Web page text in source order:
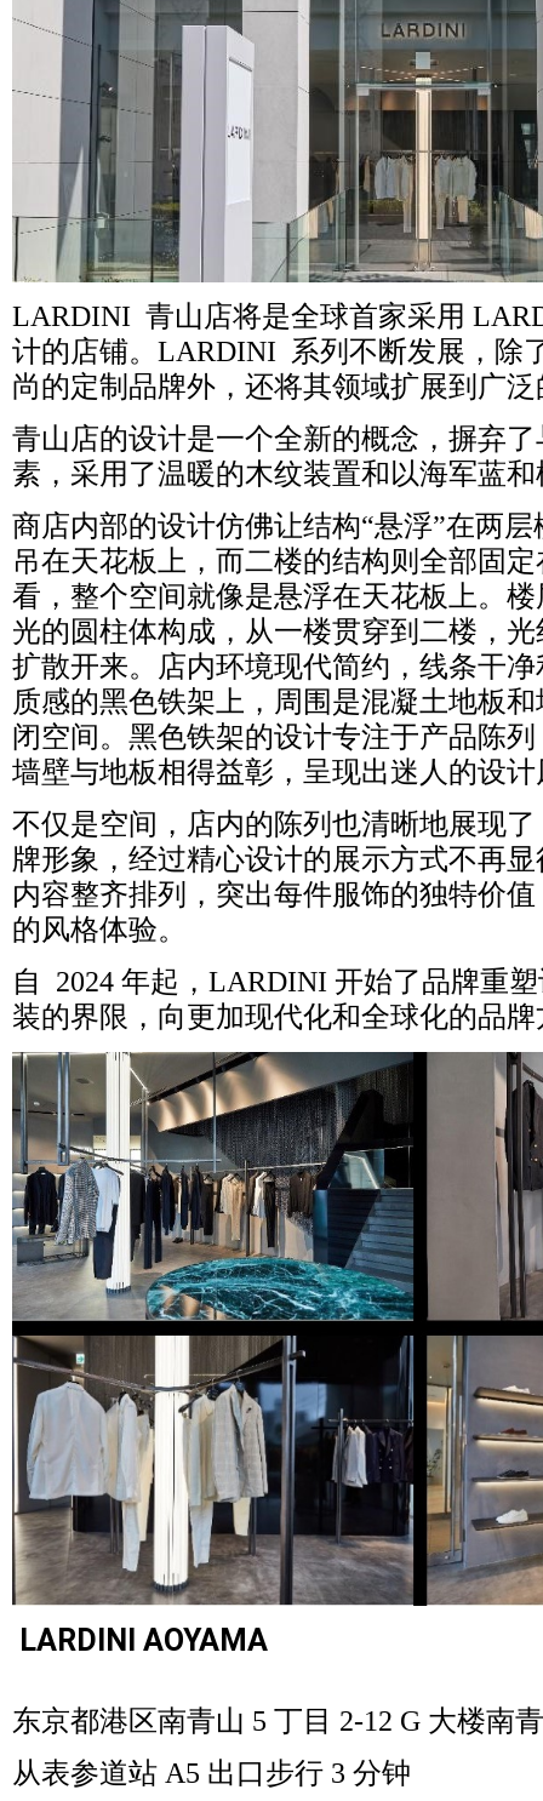
LARDINI 青山店将是全球首家采用
计的店铺。LARDINI 系列不断发展，除
尚的定制品牌外，还将其领域扩展到广
青山店的设计是一个全新的概念，摒弃
素，采用了温暖的木纹装置和以海军蓝
商店内部的设计仿佛让结构“悬浮”在两
吊在天花板上，而二楼的结构则全部固
看，整个空间就像是悬浮在天花板上。
光的圆柱体构成，从一楼贯穿到二楼，
扩散开来。店内环境现代简约，线条干
质感的黑色铁架上，周围是混凝土地板
闭空间。黑色铁架的设计专注于产品陈
墙壁与地板相得益彰，呈现出迷人的设计
不仅是空间，店内的陈列也清晰地展现了
牌形象，经过精心设计的展示方式不再
内容整齐排列，突出每件服饰的独特价
的风格体验。
自
2024 年起，LARDINI 开始了品牌重
装的界限，向更加现代化和全球化的品
LARDINI AOYAMA
东京都港区南青山 5 丁目 2-12 G 大楼南
从表参道站 A5 出口步行 3 分钟